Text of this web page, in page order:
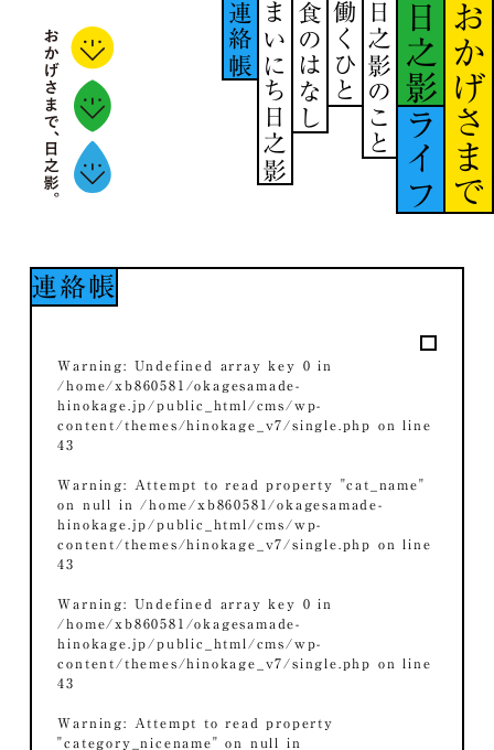
おかげさまで
日之影
ライフ
日之影のこと
働くひと
食のはなし
まいにち日之影
連絡帳
連絡帳
Warning: Undefined array key 0 in
/home/xb860581/okagesamade-
hinokage.jp/public_html/cms/wp-
content/themes/hinokage_v7/single.php
on line
43
Warning: Attempt to read property "cat_name"
on null in /home/xb860581/okagesamade-
hinokage.jp/public_html/cms/wp-
content/themes/hinokage_v7/single.php
on line
43
Warning: Undefined array key 0 in
/home/xb860581/okagesamade-
hinokage.jp/public_html/cms/wp-
content/themes/hinokage_v7/single.php
on line
43
Warning: Attempt to read property
"category_nicename" on null in